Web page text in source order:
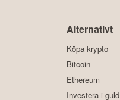
Alternativt
Köpa krypto
Bitcoin
Ethereum
Investera i guld